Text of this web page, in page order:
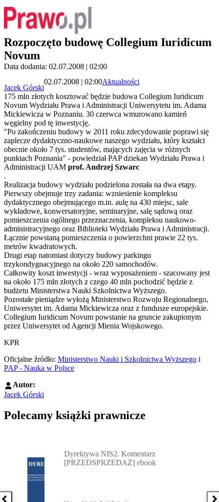
Rozpoczęto budowę Collegium Iuridicum
Novum
Data dodania: 02.07.2008 | 02:00
Jacek Górski
02.07.2008 | 02:00Aktualności
175 mln złotych kosztować będzie budowa Collegium Iuridicum
Novum Wydziału Prawa i Administracji Uniwersytetu im. Adama
Mickiewicza w Poznaniu. 30 czerwca wmurowano kamień
węgielny pod tę inwestycję.
"Po zakończeniu budowy w 2011 roku zdecydowanie poprawi się
zaplecze dydaktyczno-naukowe naszego wydziału, który kształci
obecnie około 7 tys. studentów, mających zajęcia w różnych
punktach Poznania" - powiedział PAP dziekan Wydziału Prawa i
Administracji UAM prof. Andrzej Szwarc
.
Realizacja budowy wydziału podzielona została na dwa etapy.
Pierwszy obejmuje trzy zadania: wzniesienie kompleksu
dydaktycznego obejmującego m.in. aulę na 430 miejsc, sale
wykładowe, konwersatoryjne, seminaryjne, salę sądową oraz
pomieszczenia ogólnego przeznaczenia, kompleksu naukowo-
administracyjnego oraz Biblioteki Wydziału Prawa i Administracji.
Łącznie powstaną pomieszczenia o powierzchni prawie 22 tys.
metrów kwadratowych.
Drugi etap natomiast dotyczy budowy parkingu
trzykondygnacyjnego na około 220 samochodów.
Całkowity koszt inwestycji - wraz wyposażeniem - szacowany jest
na około 175 mln złotych z czego 40 mln pochodzić będzie z
budżetu Ministerstwa Nauki Szkolnictwa Wyższego.
Pozostałe pieniądze wyłożą Ministerstwo Rozwoju Regionalnego,
Uniwersytet im. Adama Mickiewicza oraz z fundusze europejskie.
Collegium Iuridicum Novum powstanie na gruncie zakupionym
przez Uniwersytet od Agencji Mienia Wojskowego.
KPR
Oficjalne źródło: Ministerstwo Nauki i Szkolnictwa Wyższego i
PAP - Nauka w Polsce
Autor:
Jacek Górski
Polecamy książki prawnicze
Dyrektywa NIS2. Komentarz
[PRZEDSPRZEDAŻ] ebook